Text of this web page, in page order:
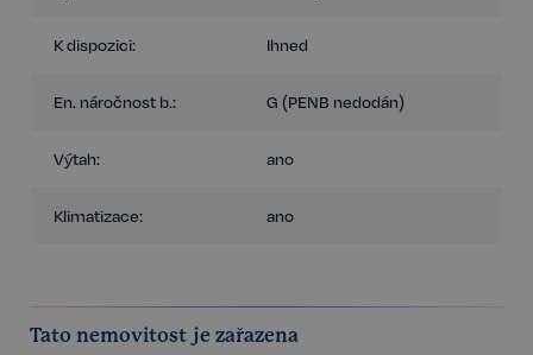
K dispozici: Ihned
En. náročnost b.: G (PENB nedodán)
Výtah: ano
Klimatizace: ano
Tato nemovitost je zařazena